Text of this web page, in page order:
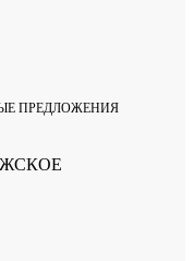
ПРЕДЛОЖЕНИЯ